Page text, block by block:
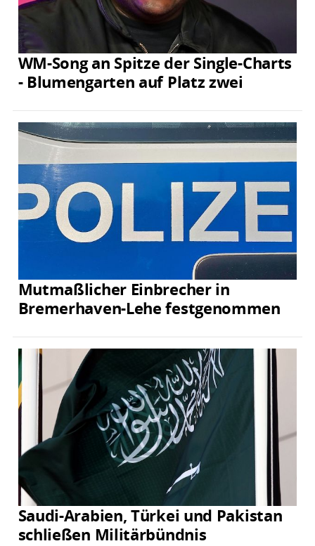
WM-Song an Spitze der Single-Charts
- Blumengarten auf Platz zwei
Mutmaßlicher Einbrecher in
Bremerhaven-Lehe festgenommen
Saudi-Arabien, Türkei und Pakistan
schließen Militärbündnis